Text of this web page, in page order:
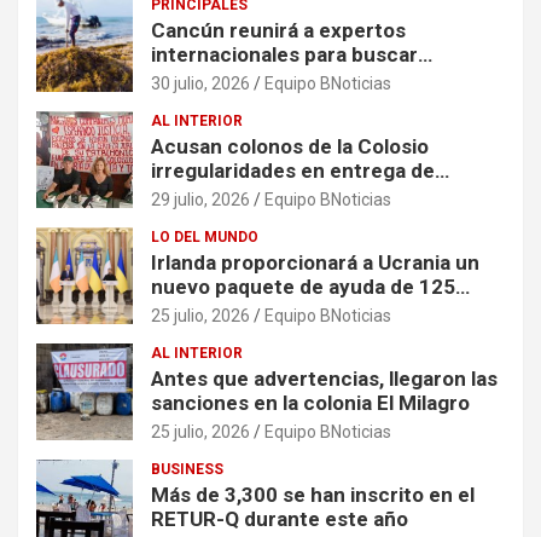
PRINCIPALES
Cancún reunirá a expertos
internacionales para buscar
soluciones al problema del sargazo
30 julio, 2026 Equipo BNoticias
AL INTERIOR
Acusan colonos de la Colosio
irregularidades en entrega de
escrituras
29 julio, 2026 Equipo BNoticias
LO DEL MUNDO
Irlanda proporcionará a Ucrania un
nuevo paquete de ayuda de 125
millones de euros
25 julio, 2026 Equipo BNoticias
AL INTERIOR
Antes que advertencias, llegaron las
sanciones en la colonia El Milagro
25 julio, 2026 Equipo BNoticias
BUSINESS
Más de 3,300 se han inscrito en el
RETUR-Q durante este año